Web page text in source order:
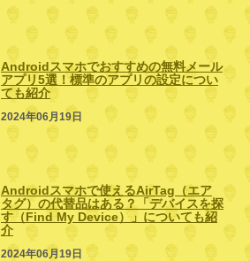
Androidスマホでおすすめの無料メール
アプリ5選！標準のアプリの設定につい
ても紹介
2024年06月19日
Androidスマホで使えるAirTag（エア
タグ）の代替品はある？「デバイスを探
す（Find My Device）」についても紹
介
2024年06月19日